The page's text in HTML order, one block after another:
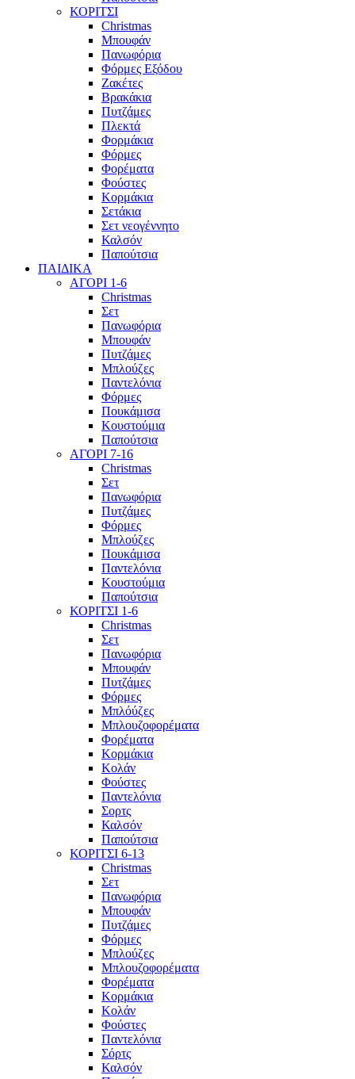
ΚΟΡΙΤΣΙ
Christmas
Μπουφάν
Πανωφόρια
Φόρμες Εξόδου
Ζακέτες
Βρακάκια
Πυτζάμες
Πλεκτά
Φορμάκια
Φόρμες
Φορέματα
Φούστες
Κορμάκια
Σετάκια
Σετ νεογέννητο
Καλσόν
Παπούτσια
ΠΑΙΔΙΚΑ
ΑΓΟΡΙ 1-6
Christmas
Σετ
Πανωφόρια
Μπουφάν
Πυτζάμες
Μπλούζες
Παντελόνια
Φόρμες
Πουκάμισα
Κουστούμια
Παπούτσια
ΑΓΟΡΙ 7-16
Christmas
Σετ
Πανωφόρια
Πυτζάμες
Φόρμες
Μπλούζες
Πουκάμισα
Παντελόνια
Κουστούμια
Παπούτσια
ΚΟΡΙΤΣΙ 1-6
Christmas
Σετ
Πανωφόρια
Μπουφάν
Πυτζάμες
Φόρμες
Μπλόύζες
Μπλουζοφορέματα
Φορέματα
Κορμάκια
Κολάν
Φούστες
Παντελόνια
Σορτς
Καλσόν
Παπούτσια
ΚΟΡΙΤΣΙ 6-13
Christmas
Σετ
Πανωφόρια
Μπουφάν
Πυτζάμες
Φόρμες
Μπλούζες
Μπλουζοφορέματα
Φορέματα
Κορμάκια
Κολάν
Φούστες
Παντελόνια
Σόρτς
Καλσόν